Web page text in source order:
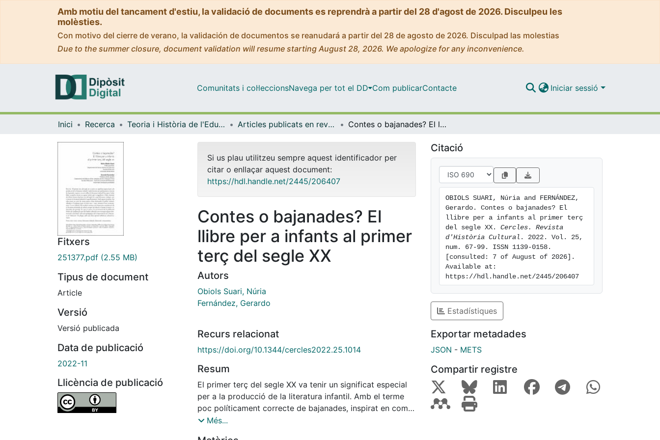
Amb motiu del tancament d'estiu, la validació de documents es reprendrà a partir del 28 d'agost de 2026. Disculpeu les
molèsties.
Con motivo del cierre de verano, la validación de documentos se reanudará a partir del 28 de agosto de 2026. Disculpad las molestias
Due to the summer closure, document validation will resume starting August 28, 2026. We apologize for any inconvenience.
Comunitats i col·leccionsNavega per tot el DD Com publicarContacte Iniciar sessió
Inici Recerca Teoria i Història de l'Educació Articles publicats en revistes (Teoria i Història de l'Educació) Contes o bajanades? El llibre per a infants al primer terç del segle XX
Fitxers
251377.pdf (2.55 MB)
Tipus de document
Article
Versió
Versió publicada
Data de publicació
2022-11
Llicència de publicació
Si us plau utilitzeu sempre aquest identificador per
citar o enllaçar aquest document:
https://hdl.handle.net/2445/206407
Contes o bajanades? El
llibre per a infants al primer
terç del segle XX
Autors
Obiols Suari, Núria
Fernández, Gerardo
Recurs relacionat
https://doi.org/10.1344/cercles2022.25.1014
Resum
El primer terç del segle XX va tenir un significat especial
per a la producció de la literatura infantil. Amb el terme
poc políticament correcte de bajanades, inspirat en com
titllava la literatura infantil l'escriptor Carles Riba, es
Més...
Citació
OBIOLS SUARI, Núria and FERNÁNDEZ,
Gerardo. Contes o bajanades? El
llibre per a infants al primer terç
del segle XX. Cercles. Revista
d'Història Cultural . 2022. Vol. 25,
num. 67-99. ISSN 1139-0158.
[consulted: 7 of August of 2026].
Available at:
https://hdl.handle.net/2445/206407
Estadístiques
Exportar metadades
JSON - METS
Compartir registre